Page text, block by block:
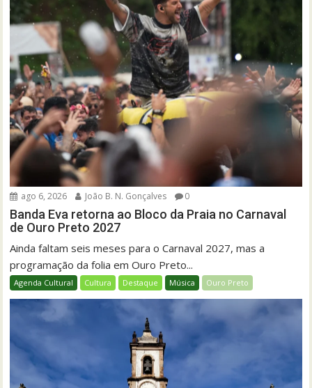
ago 6, 2026 João B. N. Gonçalves 0
Banda Eva retorna ao Bloco da Praia no Carnaval
de Ouro Preto 2027
Ainda faltam seis meses para o Carnaval 2027, mas a
programação da folia em Ouro Preto...
Agenda Cultural Cultura Destaque Música Ouro Preto